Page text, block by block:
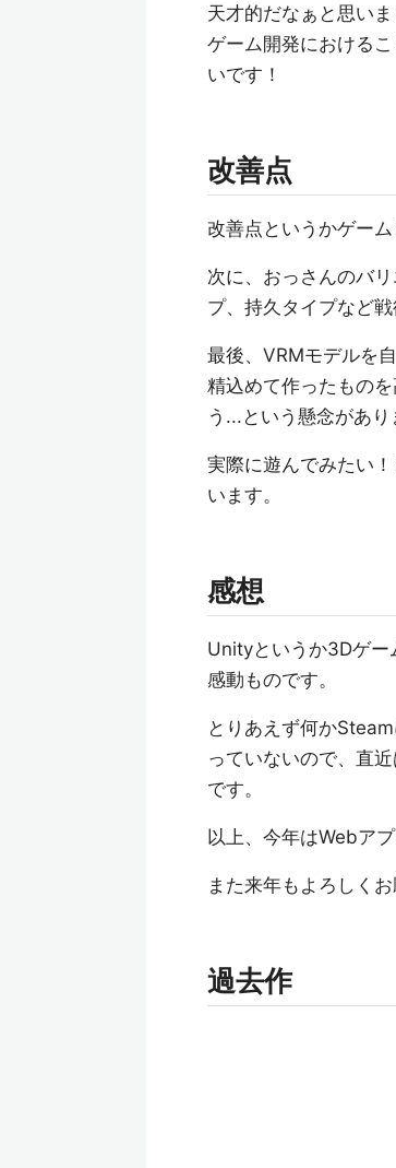
天才的だなぁと思いま
ゲーム開発における
いです！
改善点
改善点というかゲー
次に、おっさんのバ
プ、持久タイプなど
最後、VRMモデルを
精込めて作ったもの
う...という懸念があ
実際に遊んでみたい
います。
感想
Unityというか3Dゲー
感動ものです。
とりあえず何か
っていないので、直
です。
以上、今年はWebア
また来年もよろしくお
過去作